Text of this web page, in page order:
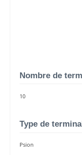
Nombre de
10
Type de
Psion